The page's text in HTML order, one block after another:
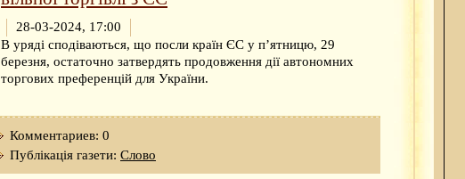
28-03-2024, 17:00
В уряді сподіваються, що посли країн ЄС у п’ятницю, 29
березня, остаточно затвердять продовження дії автономних
торгових преференцій для України.
Комментариев: 0
Публікація газети: Слово